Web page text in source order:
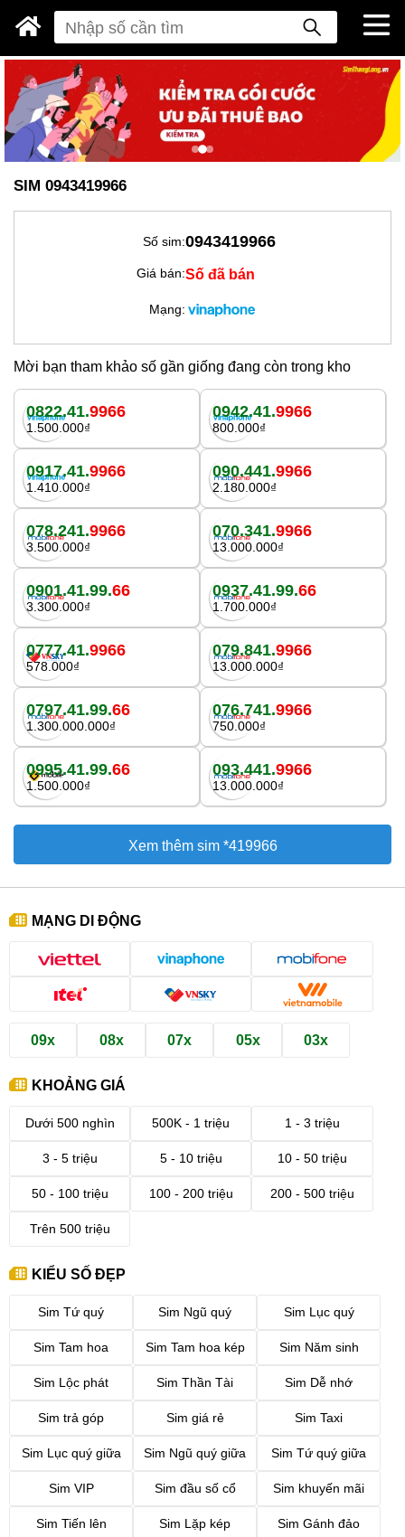
SIM 0943419966
Số sim:0943419966
Giá bán:Số đã bán
Mạng:
Mời bạn tham khảo số gần giống đang còn trong kho
0822.41.9966
1.500.000₫
0942.41.9966
800.000₫
0917.41.9966
1.410.000₫
090.441.9966
2.180.000₫
078.241.9966
3.500.000₫
070.341.9966
13.000.000₫
0901.41.99.66
3.300.000₫
0937.41.99.66
1.700.000₫
0777.41.9966
578.000₫
079.841.9966
13.000.000₫
0797.41.99.66
1.300.000.000₫
076.741.9966
750.000₫
0995.41.99.66
1.500.000₫
093.441.9966
13.000.000₫
Xem thêm sim *419966
MẠNG DI ĐỘNG
09x 08x 07x 05x 03x
KHOẢNG GIÁ
Dưới 500 nghìn 500K - 1 triệu 1 - 3 triệu
3 - 5 triệu 5 - 10 triệu 10 - 50 triệu
50 - 100 triệu 100 - 200 triệu 200 - 500 triệu
Trên 500 triệu
KIỂU SỐ ĐẸP
Sim Tứ quý Sim Ngũ quý Sim Lục quý
Sim Tam hoa Sim Tam hoa kép Sim Năm sinh
Sim Lộc phát Sim Thần Tài Sim Dễ nhớ
Sim trả góp Sim giá rẻ Sim Taxi
Sim Lục quý giữa Sim Ngũ quý giữa Sim Tứ quý giữa
Sim VIP Sim đầu số cổ Sim khuyến mãi
Sim Tiến lên Sim Lặp kép Sim Gánh đảo